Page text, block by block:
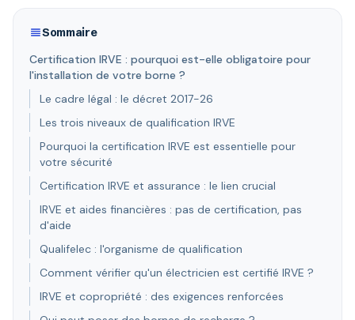
Sommaire
Certification IRVE : pourquoi est-elle obligatoire pour
l'installation de votre borne ?
Le cadre légal : le décret 2017-26
Les trois niveaux de qualification IRVE
Pourquoi la certification IRVE est essentielle pour
votre sécurité
Certification IRVE et assurance : le lien crucial
IRVE et aides financières : pas de certification, pas
d'aide
Qualifelec : l'organisme de qualification
Comment vérifier qu'un électricien est certifié IRVE ?
IRVE et copropriété : des exigences renforcées